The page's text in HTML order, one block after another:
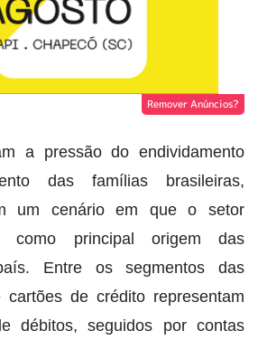
Remover Anúncios?
a pressão do endividamento
das famílias brasileiras,
um cenário em que o setor
como principal origem das
Entre os segmentos das
de crédito representam
débitos, seguidos por contas